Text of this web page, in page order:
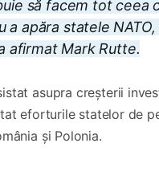
să facem tot ceea
a apăra statele
afirmat Mark Rutte.
asupra creșterii
eforturile statelor de
și Polonia.